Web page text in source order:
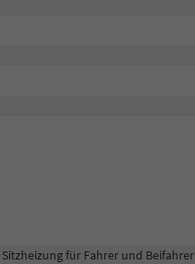
für Fahrer und Beifahrer